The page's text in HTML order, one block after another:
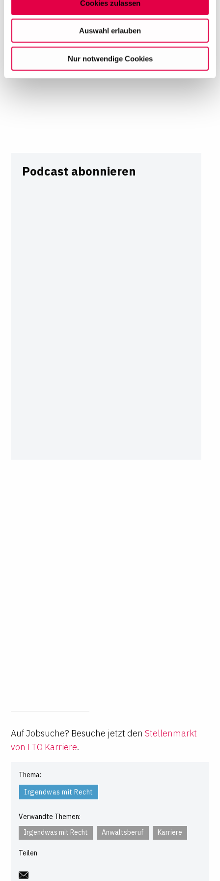
Auf dieser Website setzen wir Cookies ein, um unsere
wirtschaftlich zu betreiben. Mit Bestätigung Ihrer Auswahl
willigen Sie in die Verwendung der gewählten Cookies
ein. Diese Auswahl können Sie jederzeit ändern oder
Ihre Einwilligung widerrufen, indem Sie am Ende der
Cookies zulassen
Auswahl erlauben
Nur notwendige Cookies
Podcast abonnieren
Auf Jobsuche? Besuche jetzt den Stellenmarkt
von LTO Karriere.
Thema:
Irgendwas mit Recht
Verwandte Themen:
Irgendwas mit Recht
Anwaltsberuf Karriere
Teilen